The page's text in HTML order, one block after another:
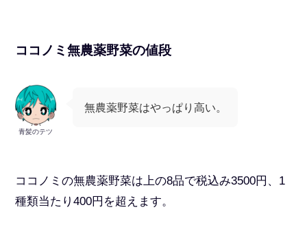
ココノミ無農薬野菜の値段
青髪のテツ
無農薬野菜はやっぱり高い。
ココノミの無農薬野菜は上の8品で税込み3500円、1
種類当たり400円を超えます。